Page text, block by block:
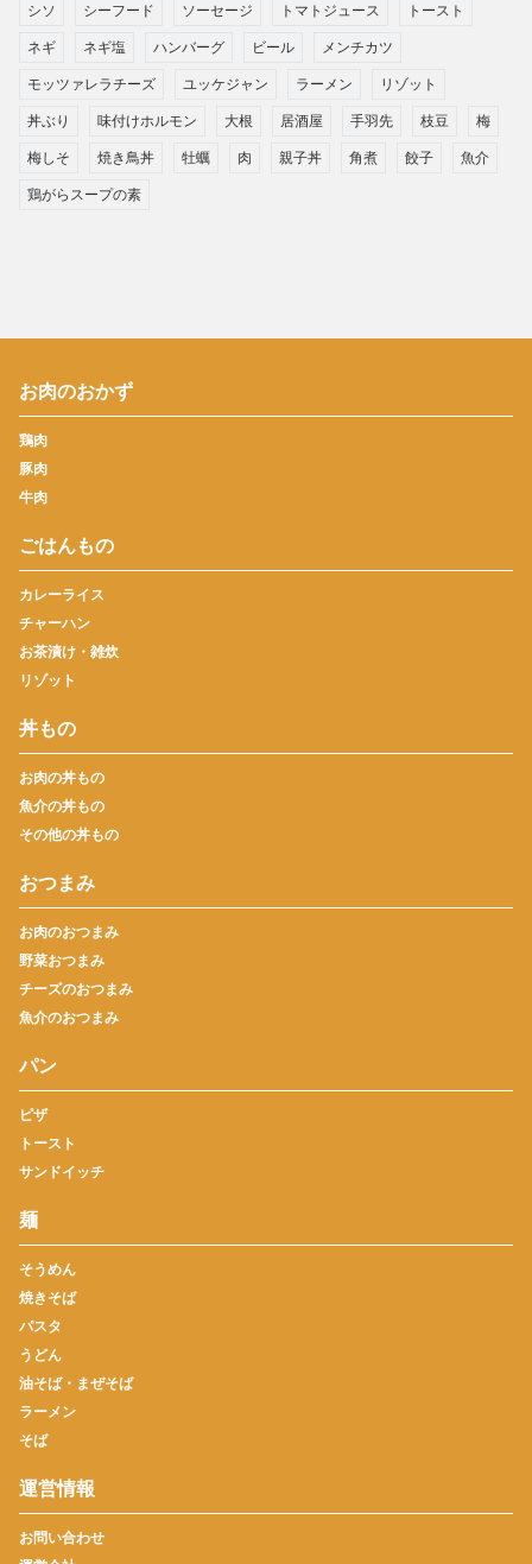
シソ シーフード ソーセージ トマトジュース トースト
ネギ ネギ塩 ハンバーグ ビール メンチカツ
モッツァレラチーズ ユッケジャン ラーメン リゾット
丼ぶり 味付けホルモン 大根 居酒屋 手羽先 枝豆 梅
梅しそ 焼き鳥丼 牡蠣 肉 親子丼 角煮 餃子 魚介
鶏がらスープの素
お肉のおかず
鶏肉
豚肉
牛肉
ごはんもの
カレーライス
チャーハン
お茶漬け・雑炊
リゾット
丼もの
お肉の丼もの
魚介の丼もの
その他の丼もの
おつまみ
お肉のおつまみ
野菜おつまみ
チーズのおつまみ
魚介のおつまみ
パン
ピザ
トースト
サンドイッチ
麺
そうめん
焼きそば
パスタ
うどん
油そば・まぜそば
ラーメン
そば
運営情報
お問い合わせ